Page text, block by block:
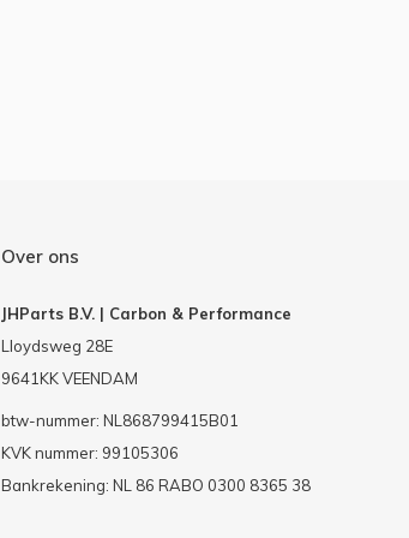
Over ons
JHParts B.V. | Carbon & Performance
Lloydsweg 28E
9641KK VEENDAM
btw-nummer: NL868799415B01
KVK nummer: 99105306
Bankrekening: NL 86 RABO 0300 8365 38